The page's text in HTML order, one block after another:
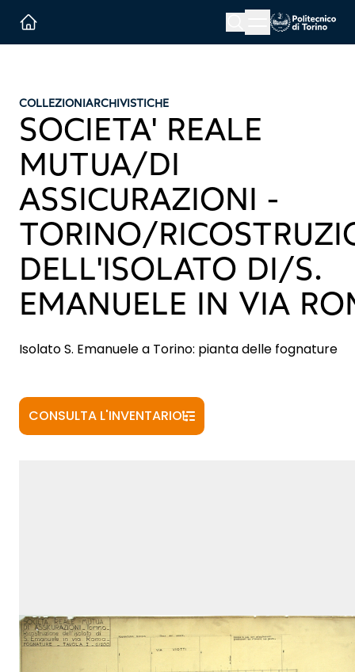
Menu button
COLLEZIONIARCHIVISTICHE
SOCIETA' REALE
MUTUA/DI
ASSICURAZIONI -
TORINO/
DELL'ISOLATO DI/S.
EMANUELE IN VIA
Isolato S. Emanuele a Torino: pianta delle fognature
CONSULTA L'INVENTARIO